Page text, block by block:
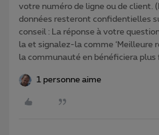
votre numéro de ligne ou de client.
données resteront confidentielles
conseil : La réponse à votre
la et signalez-la comme ‘Meilleure
la communauté en bénéficiera
1 personne aime